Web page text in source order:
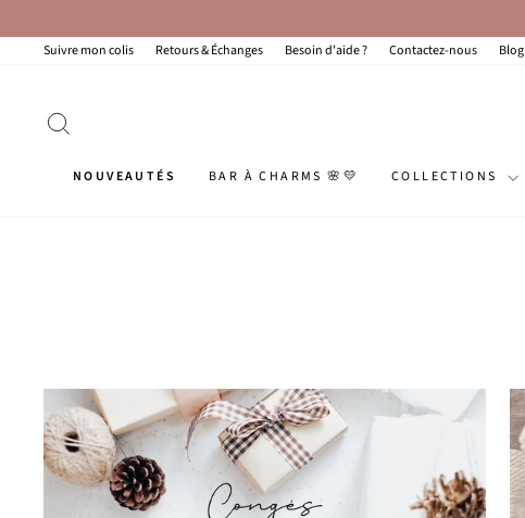
contenuSuivre mon colis Retours & Échanges Besoin d'aide ? Contactez-nous Blog
NOUVEAUTÉS BAR À CHARMS 🌸💛 COLLECTIONS